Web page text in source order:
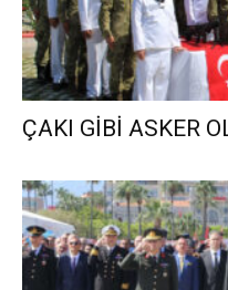
ÇAKI GİBİ ASKER